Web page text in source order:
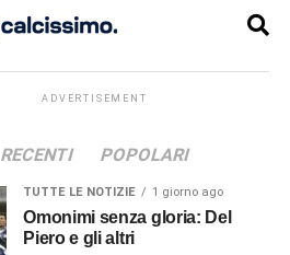
ADVERTISEMENT
RECENTI POPOLARI
TUTTE LE NOTIZIE 1 giorno ago
Omonimi senza gloria: Del
Piero e gli altri